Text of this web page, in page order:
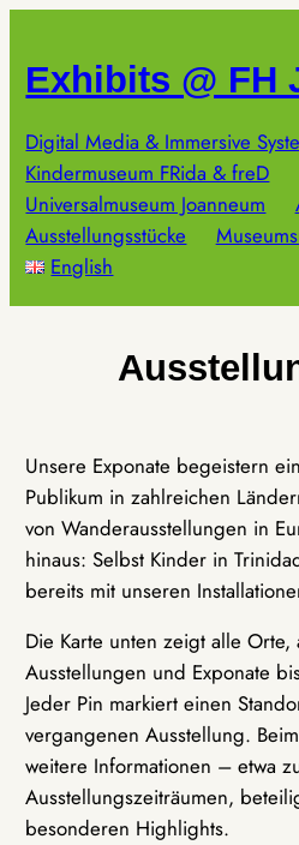
springen
Exhibits @ FH
Digital Media & Immersive
Kindermuseum FRida & freD
Universalmuseum Joanneum
Ausstellungsstücke
English
Unsere Exponate begeistern
Publikum in zahlreichen
von Wanderausstellungen in
hinaus: Selbst Kinder in
bereits mit unseren
Die Karte unten zeigt alle
Ausstellungen und Exponate
Jeder Pin markiert einen
vergangenen Ausstellung.
weitere Informationen – etwa
Ausstellungszeiträumen,
besonderen Highlights.